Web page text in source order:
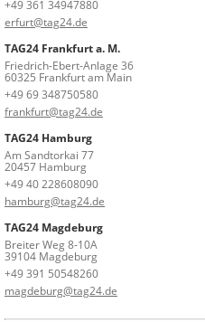
+49 361 34947880
erfurt@tag24.de
TAG24 Frankfurt a. M.
Friedrich-Ebert-Anlage 36
60325 Frankfurt am Main
+49 69 348750580
frankfurt@tag24.de
TAG24 Hamburg
Am Sandtorkai 77
20457 Hamburg
+49 40 228608090
hamburg@tag24.de
TAG24 Magdeburg
Breiter Weg 8-10A
39104 Magdeburg
+49 391 50548260
magdeburg@tag24.de